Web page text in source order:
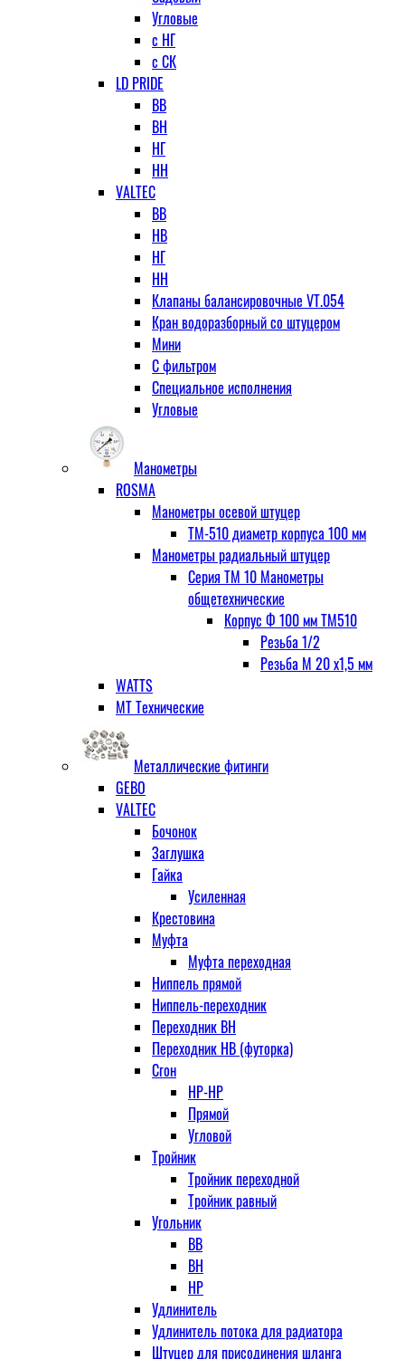
Угловые
с НГ
с СК
LD PRIDE
ВВ
ВН
НГ
НН
VALTEC
ВВ
НВ
НГ
НН
Клапаны балансировочные VT.054
Кран водоразборный со штуцером
Мини
С фильтром
Специальное исполнения
Угловые
Манометры
ROSMA
Манометры осевой штуцер
ТМ-510 диаметр корпуса 100 мм
Манометры радиальный штуцер
Серия ТМ 10 Манометры
общетехнические
Корпус Ф 100 мм ТМ510
Резьба 1/2
Резьба М 20 х1,5 мм
WATTS
МТ Технические
Металлические фитинги
GEBO
VALTEC
Бочонок
Заглушка
Гайка
Усиленная
Крестовина
Муфта
Муфта переходная
Ниппель прямой
Ниппель-переходник
Переходник ВН
Переходник НВ (футорка)
Сгон
НР-НР
Прямой
Угловой
Тройник
Тройник переходной
Тройник равный
Угольник
ВВ
ВН
НР
Удлинитель
Удлинитель потока для радиатора
Штуцер для присодинения шланга